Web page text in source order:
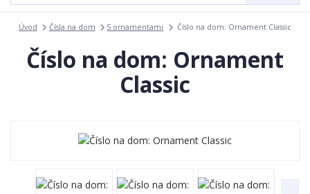
Úvod Čísla na dom S ornamentami Číslo na dom: Ornament Classic
Číslo na dom: Ornament
Classic